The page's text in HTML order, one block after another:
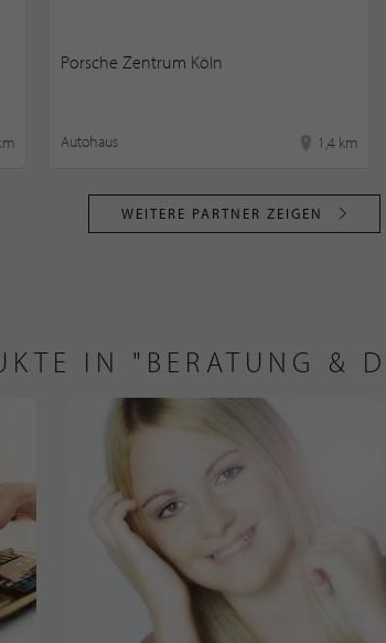
Porsche Zentrum Köln
Autohaus 1,4 km
WEITERE PARTNER ZEIGEN
IN "BERATUNG &